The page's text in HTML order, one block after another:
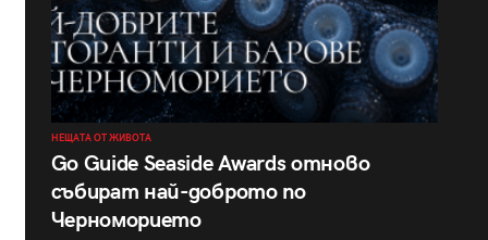
НЕЩАТА ОТ ЖИВОТА
Go Guide Seaside Awards отново
събират най-доброто по
Черноморието